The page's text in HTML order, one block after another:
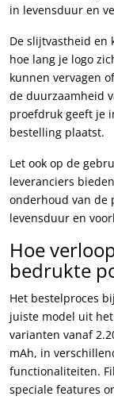
in levensduur en
De slijtvastheid en
hoe lang je logo
kunnen vervagen
de duurzaamheid
proefdruk geeft je
bestelling plaatst.
Let ook op de
leveranciers
onderhoud van de
levensduur en
Hoe
bedrukte
Het bestelproces
juiste model uit
varianten vanaf
mAh, in
functionaliteiten.
speciale features